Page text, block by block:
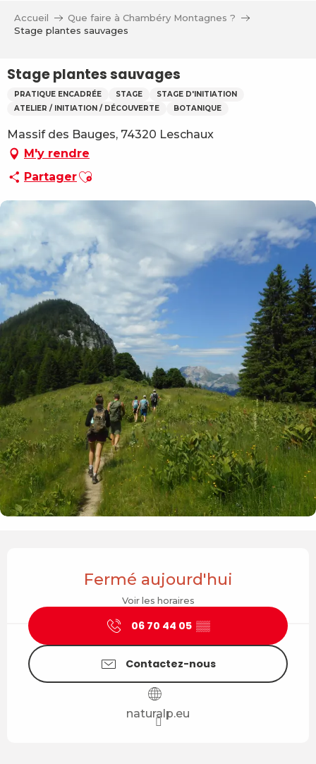
Accueil
Que faire à Chambéry Montagnes ?
Stage plantes sauvages
Stage plantes sauvages
PRATIQUE ENCADRÉE STAGE
STAGE D'INITIATION
ATELIER / INITIATION / DÉCOUVERTE
BOTANIQUE
Massif des Bauges, 74320 Leschaux
M'y rendre
PartagerAjouter aux favoris
Fermé aujourd'hui
Voir les horaires
06 70 44 05 ▒▒
Contactez-nous
naturalp.eu